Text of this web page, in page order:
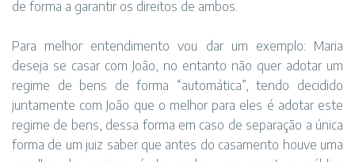
de forma a garantir os direitos de ambos.
Para melhor entendimento vou dar um exemplo: Maria
deseja se casar com João, no entanto não quer adotar um
regime de bens de forma “automática”, tendo decidido
juntamente com João que o melhor para eles é adotar este
regime de bens, dessa forma em caso de separação a única
forma de um juiz saber que antes do casamento houve uma